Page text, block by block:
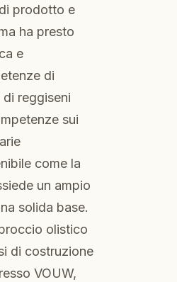
prodotto e
ha presto
e
di
reggiseni
sui
come la
un ampio
solida base.
olistico
di costruzione
VOUW,